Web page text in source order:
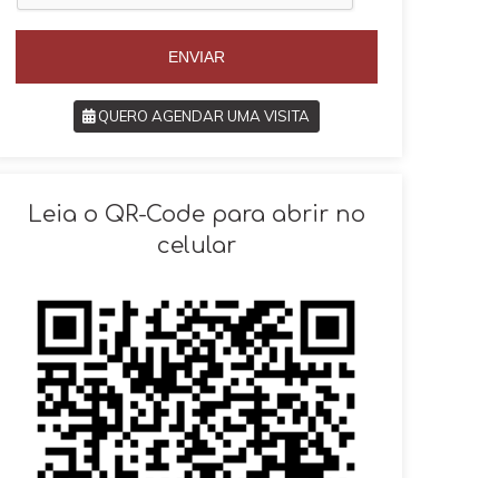
ENVIAR
QUERO AGENDAR UMA VISITA
VOLTAR
Leia o QR-Code para abrir no
celular